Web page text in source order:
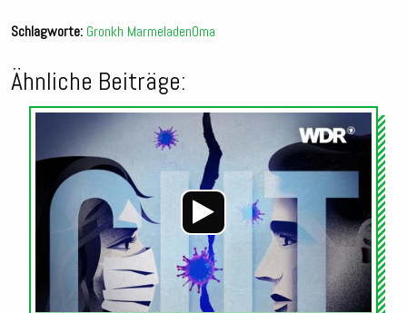
Schlagworte: Gronkh MarmeladenOma
Ähnliche Beiträge:
Audio-
Player